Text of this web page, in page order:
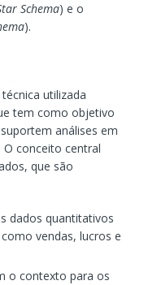
Schema) e o
).
utilizada
tem como objetivo
análises em
O conceito central
que são
dados quantitativos
vendas, lucros e
o contexto para os